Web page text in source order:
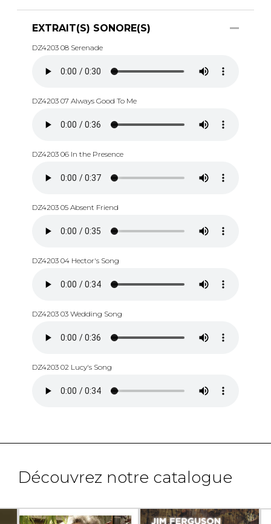
EXTRAIT(S) SONORE(S)
DZ4203 08 Serenade
DZ4203 07 Always Good To Me
DZ4203 06 In the Presence
DZ4203 05 Absent Friend
DZ4203 04 Hector's Song
DZ4203 03 Wedding Song
DZ4203 02 Lucy's Song
Découvrez notre catalogue